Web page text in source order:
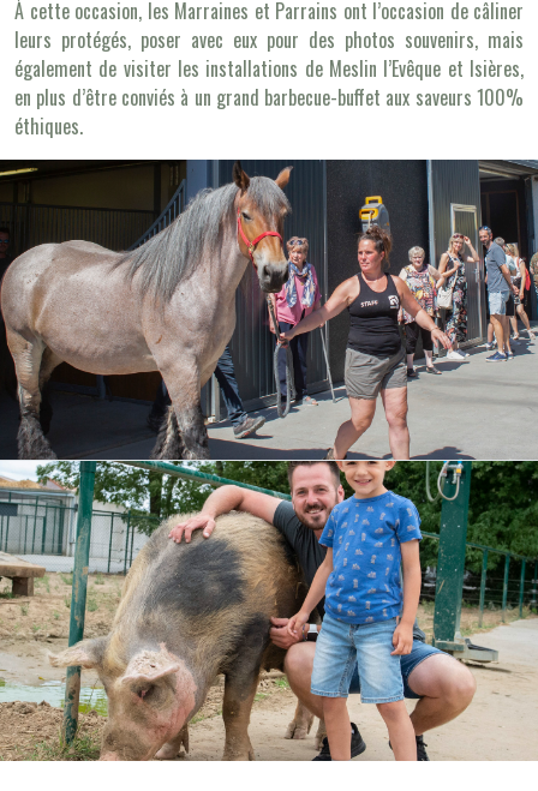
À cette occasion, les Marraines et Parrains ont l’occasion de câliner
leurs protégés, poser avec eux pour des photos souvenirs, mais
également de visiter les installations de Meslin l’Evêque et Isières,
en plus d’être conviés à un grand barbecue-buffet aux saveurs 100%
éthiques.